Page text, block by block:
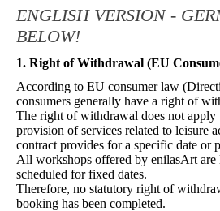
ENGLISH VERSION -
BELOW!
1. Right of Withdrawal (EU
According to EU consumer law
consumers generally have a right of
The right of withdrawal does not apply
provision of services related to leisure
contract provides for a specific date or
All workshops offered by enilasArt are
scheduled for fixed dates.
Therefore, no statutory right of
booking has been completed.